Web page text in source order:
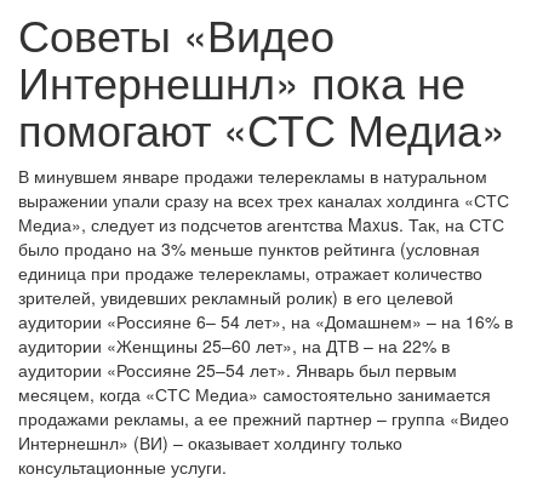
Советы «Видео
Интернешнл» пока не
помогают «СТС Медиа»
В минувшем январе продажи телерекламы в натуральном
выражении упали сразу на всех трех каналах холдинга «СТС
Медиа», следует из подсчетов агентства Maxus. Так, на СТС
было продано на 3% меньше пунктов рейтинга (условная
единица при продаже телерекламы, отражает количество
зрителей, увидевших рекламный ролик) в его целевой
аудитории «Россияне 6– 54 лет», на «Домашнем» – на 16% в
аудитории «Женщины 25–60 лет», на ДТВ – на 22% в
аудитории «Россияне 25–54 лет». Январь был первым
месяцем, когда «СТС Медиа» самостоятельно занимается
продажами рекламы, а ее прежний партнер – группа «Видео
Интернешнл» (ВИ) – оказывает холдингу только
консультационные услуги.